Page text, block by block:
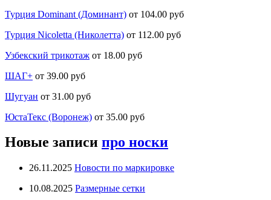
Турция Dominant (Доминант) от 104.00 руб
Турция Nicoletta (Николетта) от 112.00 руб
Узбекский трикотаж от 18.00 руб
ШАГ+ от 39.00 руб
Шугуан от 31.00 руб
ЮстаТекс (Воронеж) от 35.00 руб
Новые записи про носки
26.11.2025 Новости по маркировке
10.08.2025 Размерные сетки